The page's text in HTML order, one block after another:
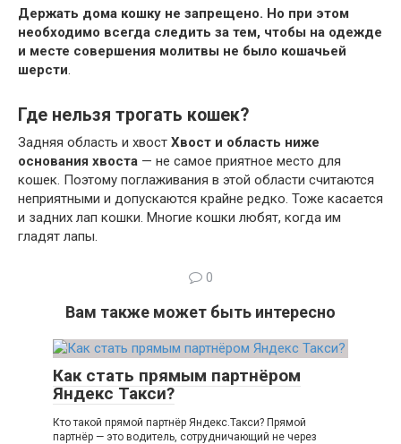
Держать дома кошку не запрещено. Но при этом
необходимо всегда следить за тем, чтобы на одежде
и месте совершения молитвы не было кошачьей
шерсти.
Где нельзя трогать кошек?
Задняя область и хвост Хвост и область ниже
основания хвоста — не самое приятное место для
кошек. Поэтому поглаживания в этой области считаются
неприятными и допускаются крайне редко. Тоже касается
и задних лап кошки. Многие кошки любят, когда им
гладят лапы.
0
Вам также может быть интересно
Как стать прямым партнёром
Яндекс Такси?
Кто такой прямой партнёр Яндекс.Такси? Прямой
партнёр — это водитель, сотрудничающий не через